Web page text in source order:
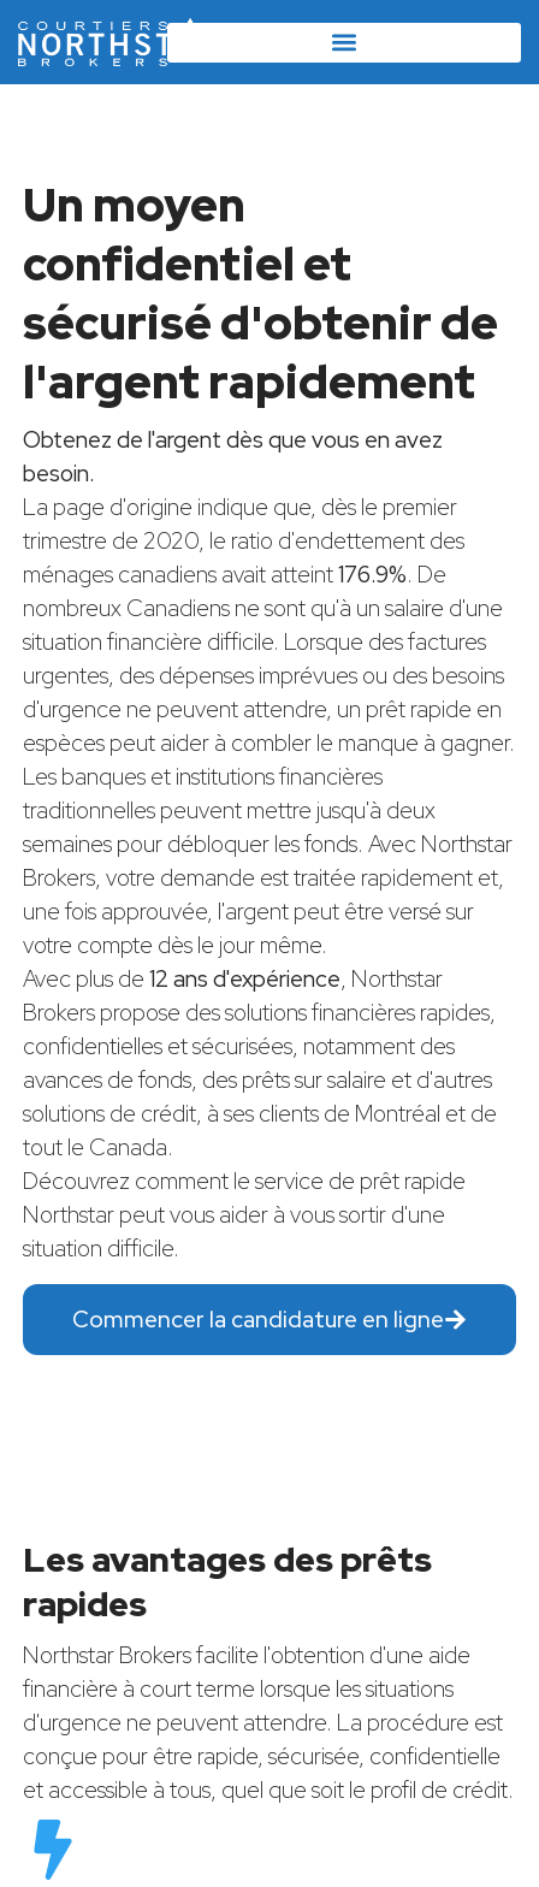
Un moyen
confidentiel et
sécurisé d'obtenir de
l'argent rapidement
Obtenez de l'argent dès que vous en avez
besoin.
La page d'origine indique que, dès le premier
trimestre de 2020, le ratio d'endettement des
ménages canadiens avait atteint176.9%. De
nombreux Canadiens ne sont qu'à un salaire d'une
situation financière difficile. Lorsque des factures
urgentes, des dépenses imprévues ou des besoins
d'urgence ne peuvent attendre, un prêt rapide en
espèces peut aider à combler le manque à gagner.
Les banques et institutions financières
traditionnelles peuvent mettre jusqu'à deux
semaines pour débloquer les fonds. Avec Northstar
Brokers, votre demande est traitée rapidement et,
une fois approuvée, l'argent peut être versé sur
votre compte dès le jour même.
Avec plus de 12 ans d'expérience, Northstar
Brokers propose des solutions financières rapides,
confidentielles et sécurisées, notamment des
avances de fonds, des prêts sur salaire et d'autres
solutions de crédit, à ses clients de Montréal et de
tout le Canada.
Découvrez comment le service de prêt rapide
Northstar peut vous aider à vous sortir d'une
situation difficile.
Commencer la candidature en ligne
Les avantages des prêts
rapides
Northstar Brokers facilite l'obtention d'une aide
financière à court terme lorsque les situations
d'urgence ne peuvent attendre. La procédure est
conçue pour être rapide, sécurisée, confidentielle
et accessible à tous, quel que soit le profil de crédit.